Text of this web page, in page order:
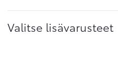
Valitse lisävarusteet